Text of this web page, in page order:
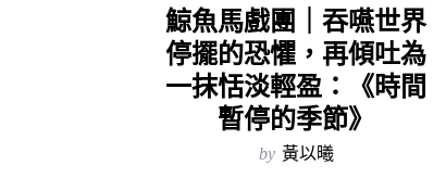
鯨魚馬戲團｜吞嚥世界
停擺的恐懼，再傾吐為
一抹恬淡輕盈：《時間
暫停的季節》
by 黃以曦